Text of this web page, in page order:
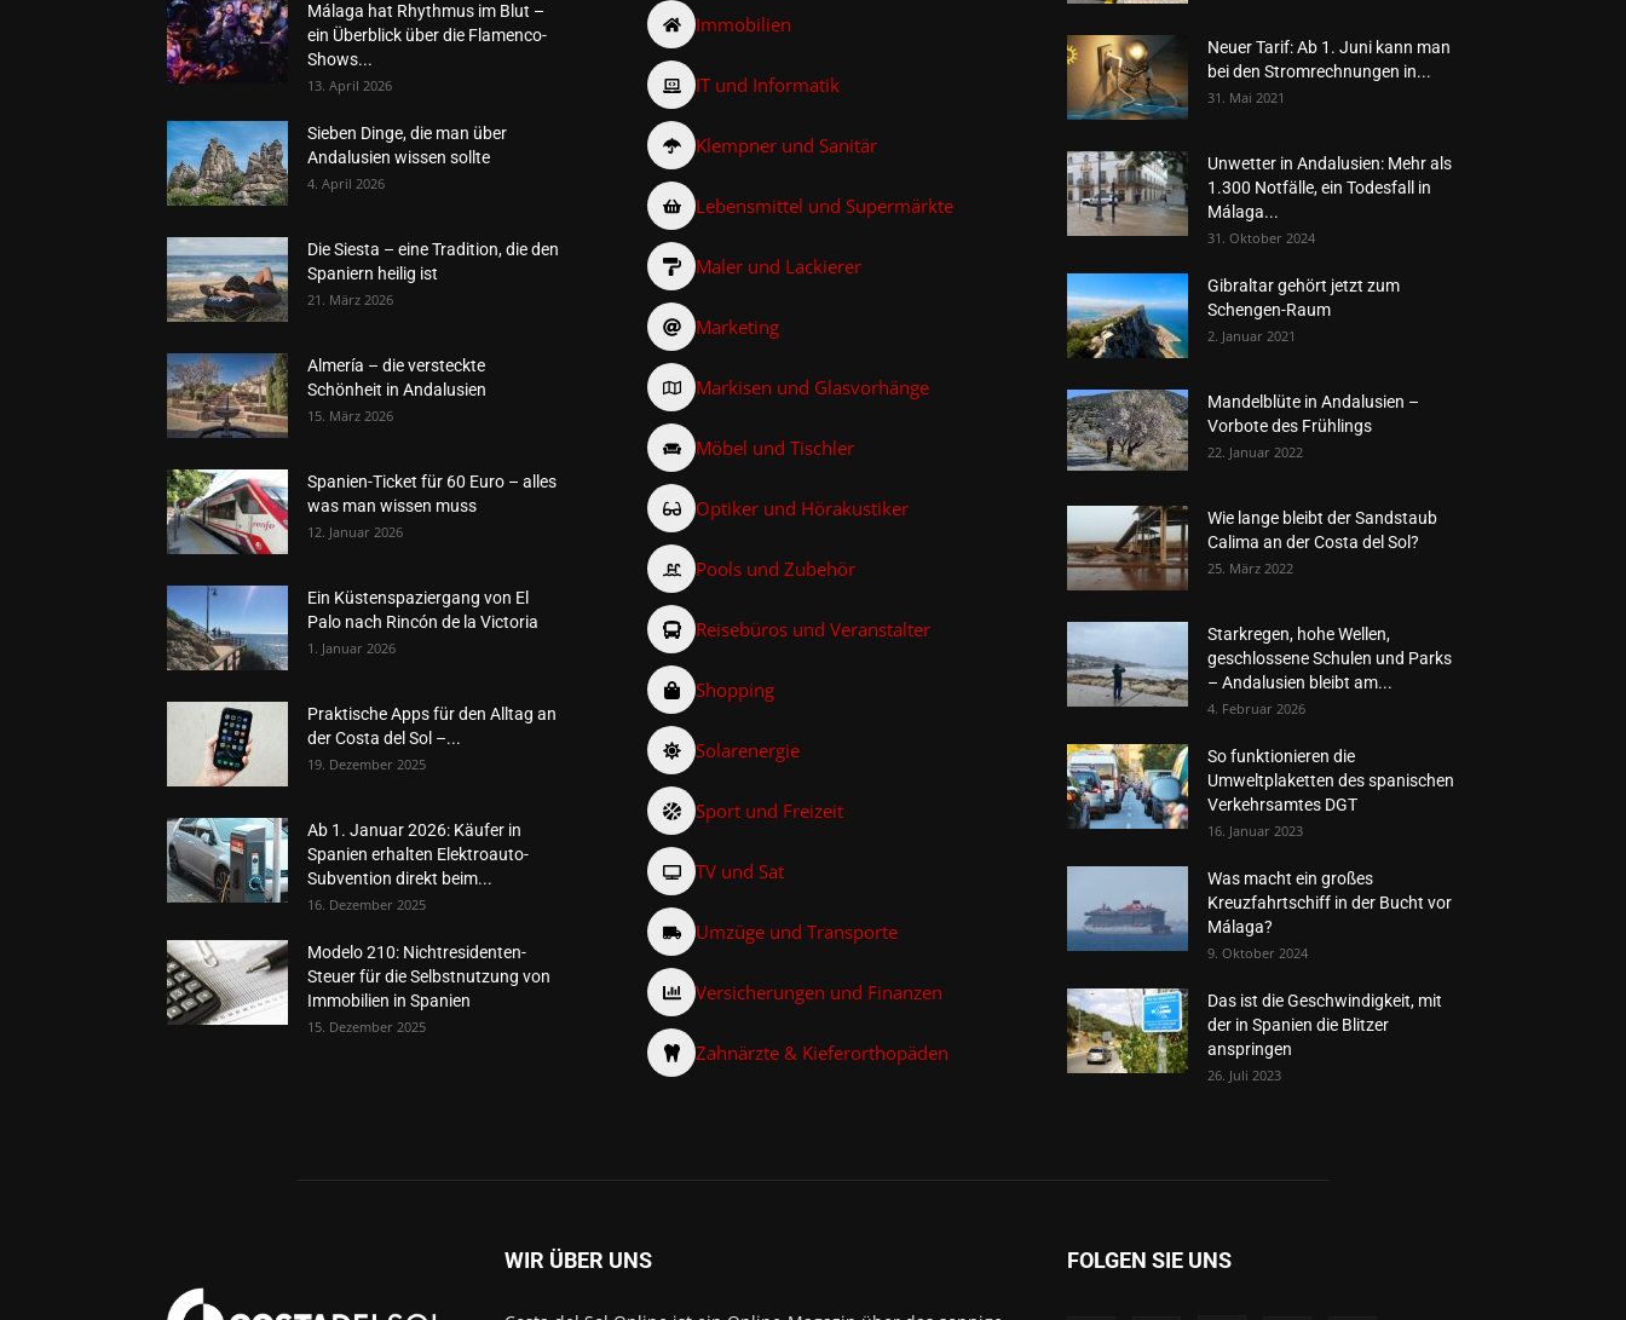
Málaga hat Rhythmus im Blut –
ein Überblick über die Flamenco-
Shows...
13. April 2026
Sieben Dinge, die man über
Andalusien wissen sollte
4. April 2026
Die Siesta – eine Tradition, die den
Spaniern heilig ist
21. März 2026
Almería – die versteckte
Schönheit in Andalusien
15. März 2026
Spanien-Ticket für 60 Euro – alles
was man wissen muss
12. Januar 2026
Ein Küstenspaziergang von El
Palo nach Rincón de la Victoria
1. Januar 2026
Praktische Apps für den Alltag an
der Costa del Sol –...
19. Dezember 2025
Ab 1. Januar 2026: Käufer in
Spanien erhalten Elektroauto-
Subvention direkt beim...
16. Dezember 2025
Modelo 210: Nichtresidenten-
Steuer für die Selbstnutzung von
Immobilien in Spanien
15. Dezember 2025
Immobilien
IT und Informatik
Klempner und Sanitär
Lebensmittel und Supermärkte
Maler und Lackierer
Marketing
Markisen und Glasvorhänge
Möbel und Tischler
Optiker und Hörakustiker
Pools und Zubehör
Reisebüros und Veranstalter
Shopping
Solarenergie
Sport und Freizeit
TV und Sat
Umzüge und Transporte
Versicherungen und Finanzen
Zahnärzte & Kieferorthopäden
Neuer Tarif: Ab 1. Juni kann man
bei den Stromrechnungen in...
31. Mai 2021
Unwetter in Andalusien: Mehr als
1.300 Notfälle, ein Todesfall in
Málaga...
31. Oktober 2024
Gibraltar gehört jetzt zum
Schengen-Raum
2. Januar 2021
Mandelblüte in Andalusien –
Vorbote des Frühlings
22. Januar 2022
Wie lange bleibt der Sandstaub
Calima an der Costa del Sol?
25. März 2022
Starkregen, hohe Wellen,
geschlossene Schulen und Parks
– Andalusien bleibt am...
4. Februar 2026
So funktionieren die
Umweltplaketten des spanischen
Verkehrsamtes DGT
16. Januar 2023
Was macht ein großes
Kreuzfahrtschiff in der Bucht vor
Málaga?
9. Oktober 2024
Das ist die Geschwindigkeit, mit
der in Spanien die Blitzer
anspringen
26. Juli 2023
WIR ÜBER UNS FOLGEN SIE UNS